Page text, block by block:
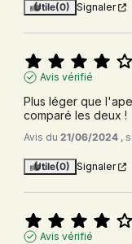
Utile(0) Signaler
Avis vérifié
Plus léger que
comparé les deux !
Avis du21/06/2024 ,
Utile(0) Signaler
Avis vérifié